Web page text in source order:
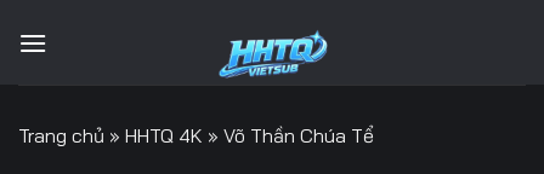
qua
Trang chủ » HHTQ 4K » Võ Thần Chúa Tể